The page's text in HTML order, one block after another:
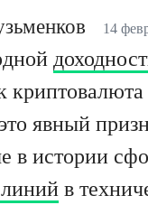
14
явный
в истории
в